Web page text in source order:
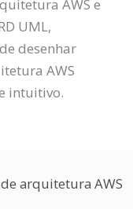
AWS e
UML,
desenhar
AWS
intuitivo.
arquitetura AWS